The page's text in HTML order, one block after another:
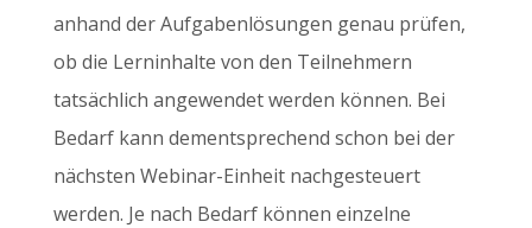
anhand der Aufgabenlösungen genau prüfen,
ob die Lerninhalte von den Teilnehmern
tatsächlich angewendet werden können. Bei
Bedarf kann dementsprechend schon bei der
nächsten Webinar-Einheit nachgesteuert
werden. Je nach Bedarf können einzelne